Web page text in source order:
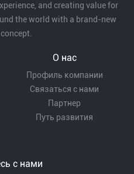
and creating value for
the world with a brand-new
О нас
Профиль компании
Связаться с нами
Партнер
Путь развития
с нами